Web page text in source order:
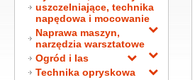
uszczelniające, technika
napędowa i mocowanie
Naprawa maszyn,
narzędzia warsztatowe
Ogród i las
Technika opryskowa